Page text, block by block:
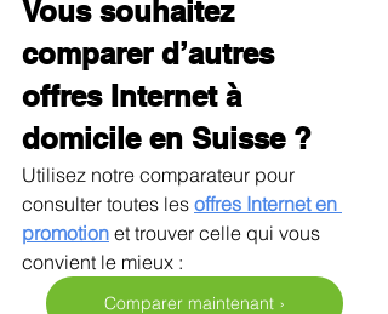
Vous souhaitez
comparer d’autres
offres Internet à
domicile en Suisse ?
Utilisez notre comparateur pour
consulter toutes les offres Internet en
promotion et trouver celle qui vous
convient le mieux :
Comparer maintenant ›